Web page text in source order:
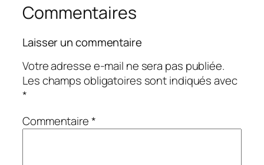
Commentaires
Laisser un commentaire
Votre adresse e-mail ne sera pas publiée.
Les champs obligatoires sont indiqués avec
*
Commentaire*